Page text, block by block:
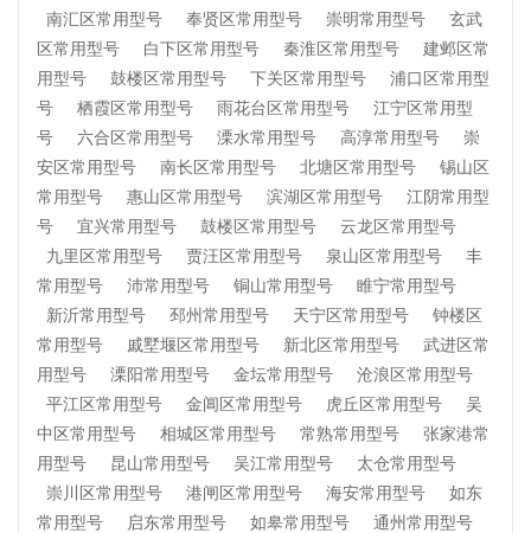
南汇区常用型号
奉贤区常用型号 崇明常用型号
玄武
区常用型号
白下区常用型号 秦淮区常用型号
建邺区常
用型号
鼓楼区常用型号 下关区常用型号
浦口区常用型
号
栖霞区常用型号 雨花台区常用型号
江宁区常用型
号
六合区常用型号 溧水常用型号 高淳常用型号
崇
安区常用型号
南长区常用型号 北塘区常用型号
锡山区
常用型号
惠山区常用型号 滨湖区常用型号
江阴常用型
号
宜兴常用型号 鼓楼区常用型号
云龙区常用型号
九里区常用型号
贾汪区常用型号 泉山区常用型号
丰
常用型号
沛常用型号 铜山常用型号
睢宁常用型号
新沂常用型号
邳州常用型号 天宁区常用型号
钟楼区
常用型号
戚墅堰区常用型号 新北区常用型号
武进区常
用型号
溧阳常用型号 金坛常用型号
沧浪区常用型号
平江区常用型号
金阊区常用型号 虎丘区常用型号
吴
中区常用型号
相城区常用型号 常熟常用型号
张家港常
用型号
昆山常用型号 吴江常用型号
太仓常用型号
崇川区常用型号
港闸区常用型号 海安常用型号
如东
常用型号
启东常用型号 如皋常用型号
通州常用型号